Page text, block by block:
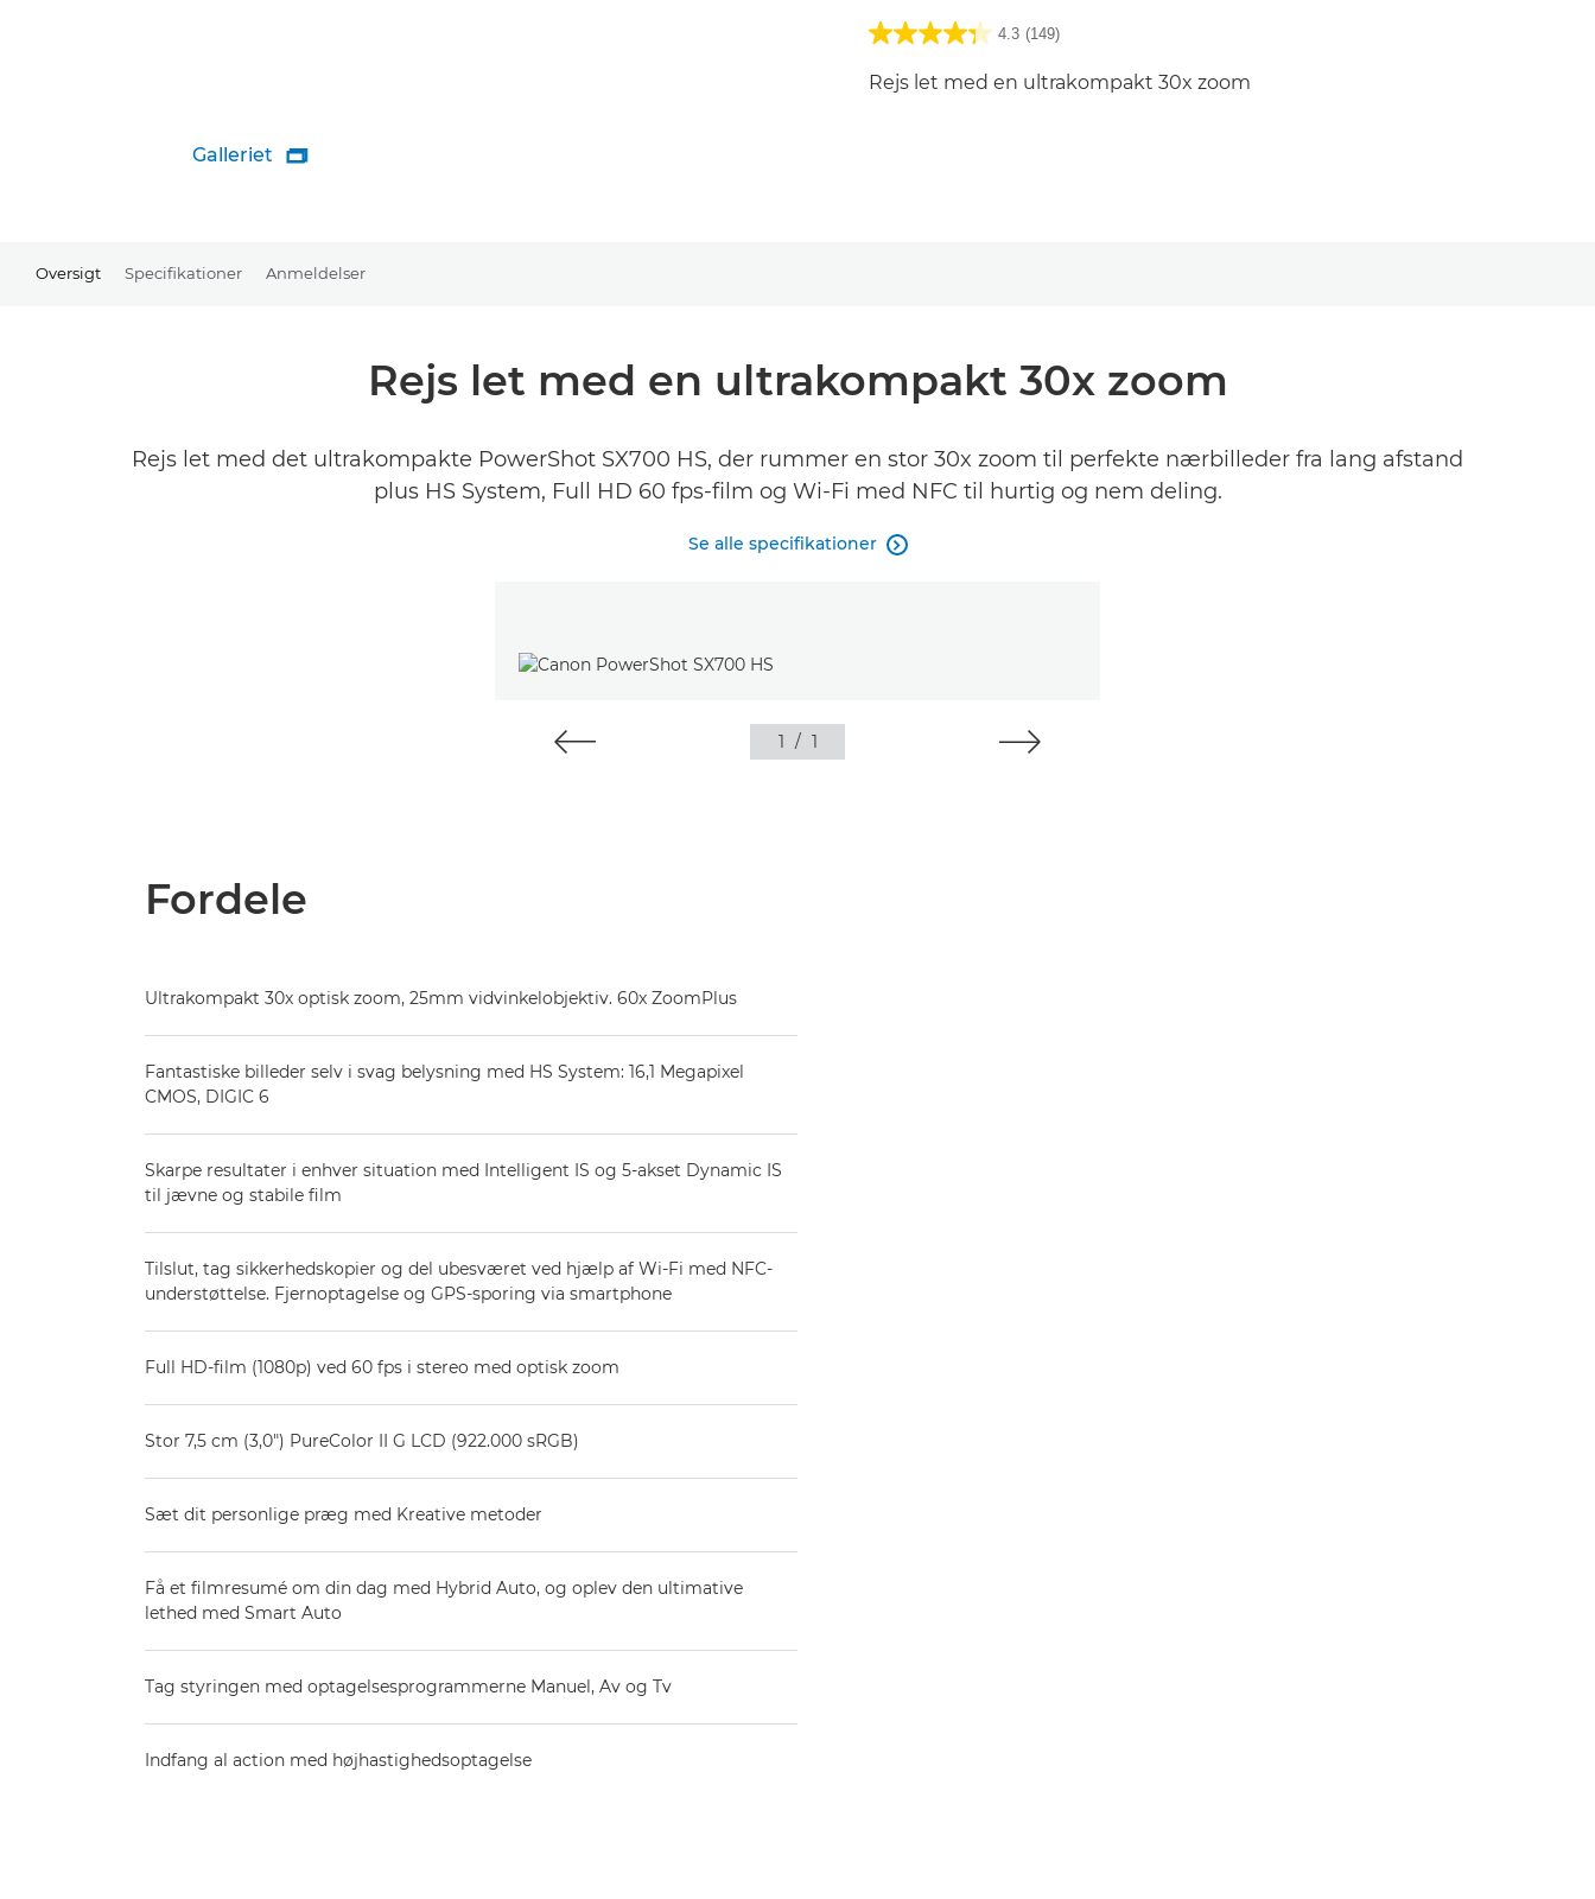
Galleriet 
4.3 (149)
Rejs let med en ultrakompakt 30x zoom
Oversigt Specifikationer Anmeldelser
Rejs let med en ultrakompakt 30x zoom
Rejs let med det ultrakompakte PowerShot SX700 HS, der rummer en stor 30x zoom til perfekte nærbilleder fra lang afstand
plus HS System, Full HD 60 fps-film og Wi-Fi med NFC til hurtig og nem deling.
Se alle specifikationer 
1 / 1
Fordele
Ultrakompakt 30x optisk zoom, 25mm vidvinkelobjektiv. 60x ZoomPlus
Fantastiske billeder selv i svag belysning med HS System: 16,1 Megapixel
CMOS, DIGIC 6
Skarpe resultater i enhver situation med Intelligent IS og 5-akset Dynamic IS
til jævne og stabile film
Tilslut, tag sikkerhedskopier og del ubesværet ved hjælp af Wi-Fi med NFC-
understøttelse. Fjernoptagelse og GPS-sporing via smartphone
Full HD-film (1080p) ved 60 fps i stereo med optisk zoom
Stor 7,5 cm (3,0") PureColor II G LCD (922.000 sRGB)
Sæt dit personlige præg med Kreative metoder
Få et filmresumé om din dag med Hybrid Auto, og oplev den ultimative
lethed med Smart Auto
Tag styringen med optagelsesprogrammerne Manuel, Av og Tv
Indfang al action med højhastighedsoptagelse